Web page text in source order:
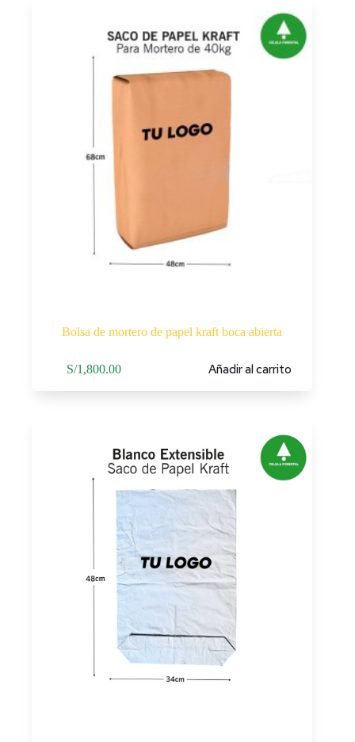
Bolsa de mortero de papel kraft boca abierta
S/1,800.00 Añadir al carrito